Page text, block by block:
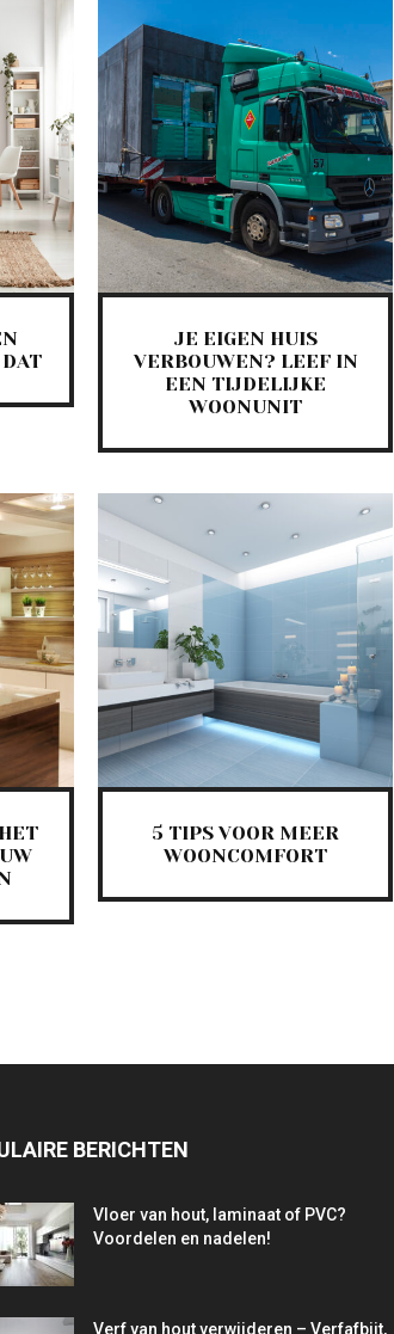
JE EIGEN HUIS
VERBOUWEN? LEEF IN
EEN TIJDELIJKE
WOONUNIT
5 TIPS VOOR MEER
WOONCOMFORT
BERICHTEN
Vloer van hout, laminaat of PVC?
Voordelen en nadelen!
Verf van hout verwijderen – Verfafbijt,